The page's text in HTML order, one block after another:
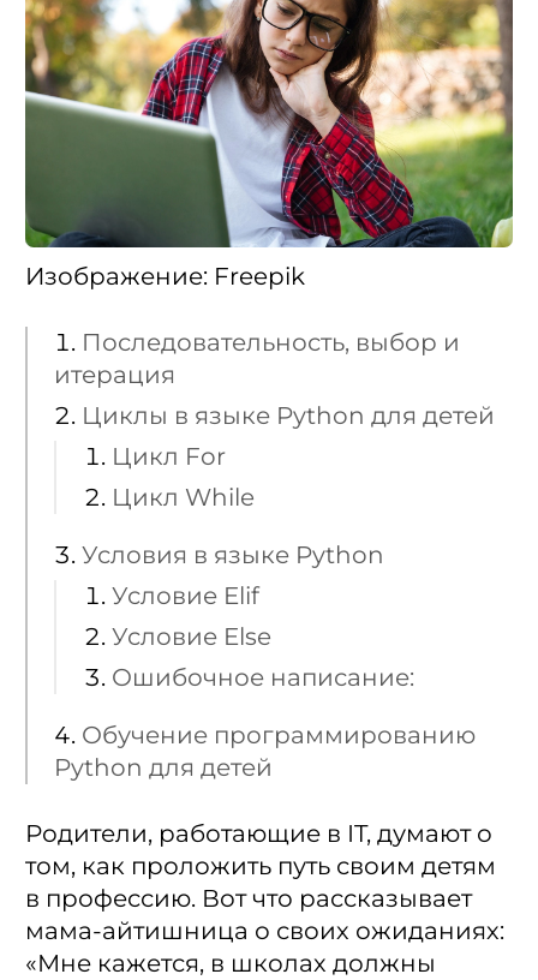
Изображение: Freepik
Последовательность, выбор и
итерация
Циклы в языке Python для детей
Цикл For
Цикл While
Условия в языке Python
Условие Elif
Условие Else
Ошибочное написание:
Обучение программированию
Python для детей
Родители, работающие в IT, думают о
том, как проложить путь своим детям
в профессию. Вот что рассказывает
мама-айтишница о своих ожиданиях:
«Мне кажется, в школах должны